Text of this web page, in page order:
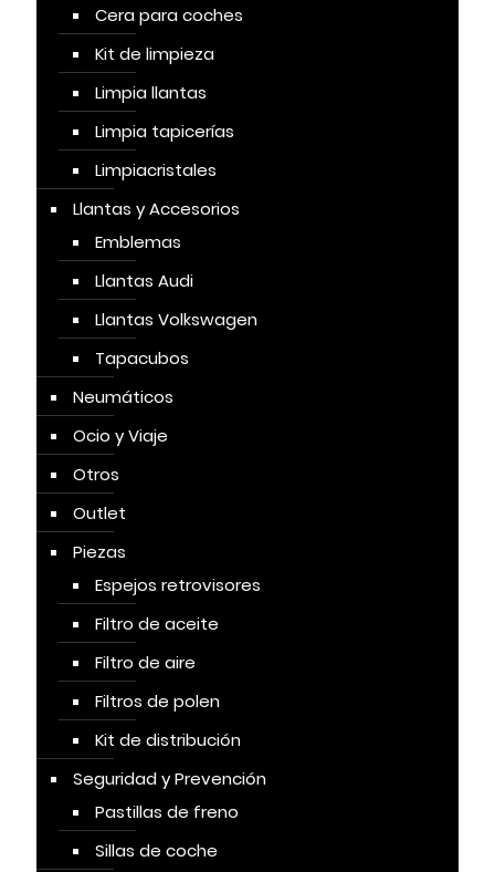
Cera para coches
Kit de limpieza
Limpia llantas
Limpia tapicerías
Limpiacristales
Llantas y Accesorios
Emblemas
Llantas Audi
Llantas Volkswagen
Tapacubos
Neumáticos
Ocio y Viaje
Otros
Outlet
Piezas
Espejos retrovisores
Filtro de aceite
Filtro de aire
Filtros de polen
Kit de distribución
Seguridad y Prevención
Pastillas de freno
Sillas de coche